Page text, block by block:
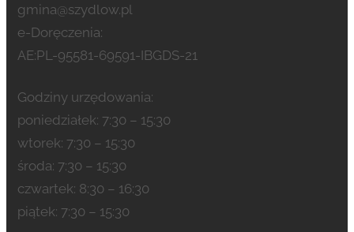
gmina@szydlow.pl
e-Doręczenia:
AE:PL-95581-69591-IBGDS-21
Godziny urzędowania:
poniedziałek: 7:30 – 15:30
wtorek: 7:30 – 15:30
środa: 7:30 – 15:30
czwartek: 8:30 – 16:30
piątek: 7:30 – 15:30